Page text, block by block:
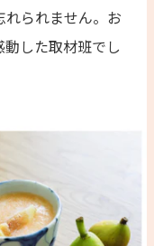
れられません。お
した取材班でし